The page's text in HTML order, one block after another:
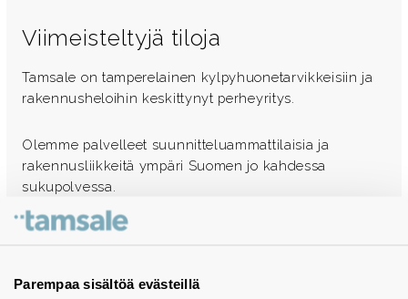
Parempaa sisältöä evästeillä
Viimeisteltyjä tiloja
Tamsale on tamperelainen kylpyhuonetarvikkeisiin ja
rakennusheloihin keskittynyt perheyritys.
Olemme palvelleet suunnitteluammattilaisia ja
rakennusliikkeitä ympäri Suomen jo kahdessa
sukupolvessa.
Ota yhteyttä - autamme mielellämme
Tuotekuvastot